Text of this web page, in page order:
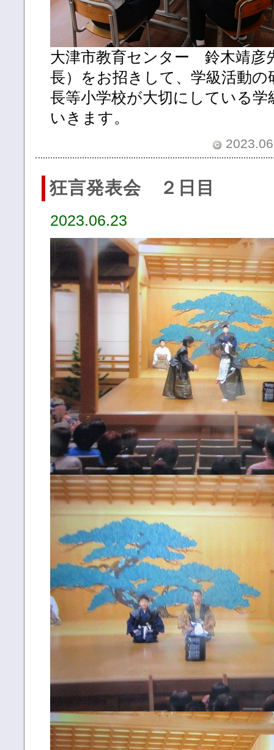
大津市教育センター 鈴木靖彦
長）をお招きして、学級活動
長等小学校が大切にしている
いきます。
狂言発表会 ２日目
2023.06.23